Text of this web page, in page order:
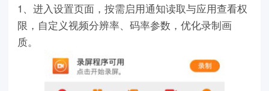
1、进入设置页面，按需启用通知读取与应用查看权
限，自定义视频分辨率、码率参数，优化录制画
质。